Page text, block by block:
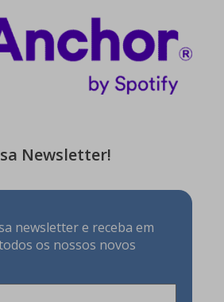
Newsletter!
newsletter e receba em
os nossos novos